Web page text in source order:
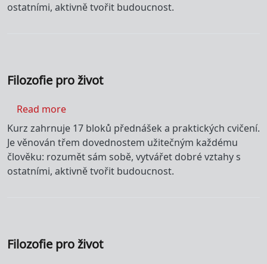
ostatními, aktivně tvořit budoucnost.
Filozofie pro život
Read moreabout Filozofie pro život
Kurz zahrnuje 17 bloků přednášek a praktických cvičení.
Je věnován třem dovednostem užitečným každému
člověku: rozumět sám sobě, vytvářet dobré vztahy s
ostatními, aktivně tvořit budoucnost.
Filozofie pro život